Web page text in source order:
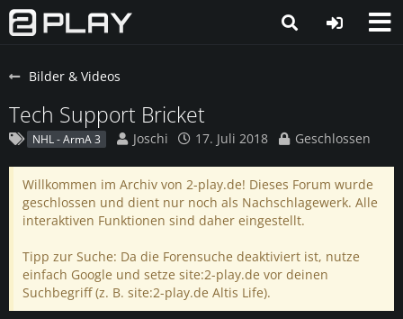
Bilder & Videos
Tech Support Bricket
NHL - ArmA 3 Joschi 17. Juli 2018 Geschlossen
Willkommen im Archiv von 2-play.de! Dieses Forum wurde
geschlossen und dient nur noch als Nachschlagewerk. Alle
interaktiven Funktionen sind daher eingestellt.
Tipp zur Suche: Da die Forensuche deaktiviert ist, nutze
einfach Google und setze site:2-play.de vor deinen
Suchbegriff (z. B. site:2-play.de Altis Life).